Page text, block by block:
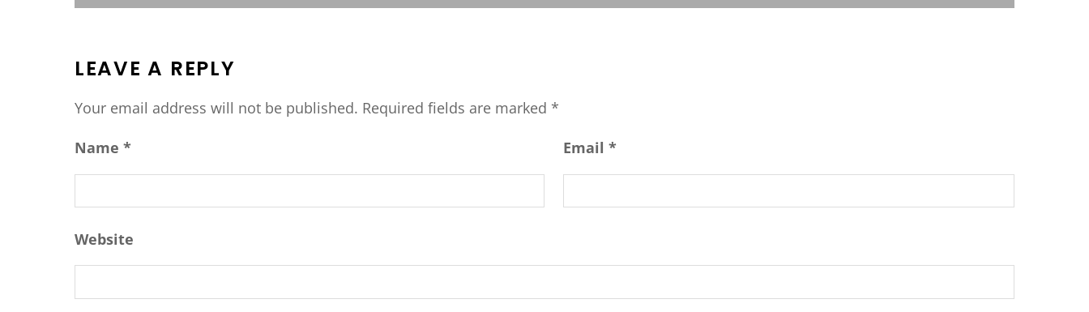
LEAVE A REPLY
Your email address will not be published. Required fields are marked *
Name * Email*
Website